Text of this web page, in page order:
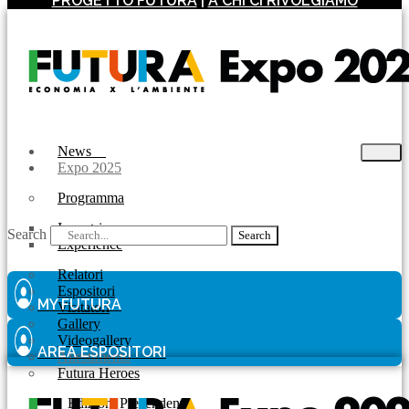
News
Expo 2025
Programma
Incontri
Experience
Relatori
Espositori
Visitatori
Gallery
Videogallery
Allestimento
Futura Heroes
| Edizioni Precendenti
Search Search
MY FUTURA
AREA ESPOSITORI